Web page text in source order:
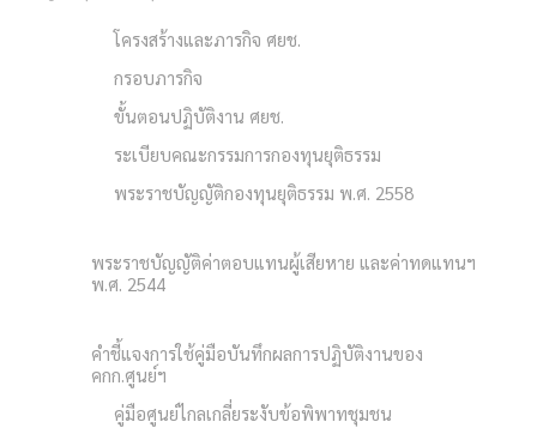
โครงสร้างและภารกิจ ศยช.
กรอบภารกิจ
ขั้นตอนปฏิบัติงาน ศยช.
ระเบียบคณะกรรมการกองทุนยุติธรรม
พระราชบัญญัติกองทุนยุติธรรม พ.ศ. 2558
พระราชบัญญัติค่าตอบแทนผู้เสียหาย และค่าทดแทนฯ
พ.ศ. 2544
คำชี้แจงการใช้คู่มือบันทึกผลการปฏิบัติงานของ
คกก.ศูนย์ฯ
คู่มือศูนย์ไกลเกลี่ยระงับข้อพิพาทชุมชน